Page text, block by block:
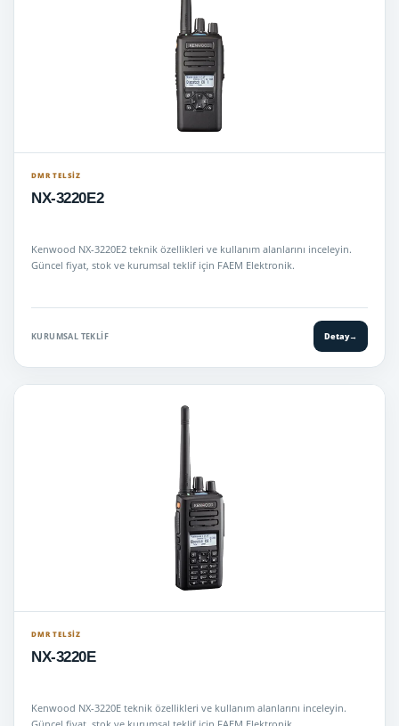
DMR TELSIZ
NX-3220E2
Kenwood NX-3220E2 teknik özellikleri ve kullanım alanlarını inceleyin.
Güncel fiyat, stok ve kurumsal teklif için FAEM Elektronik.
KURUMSAL TEKLIF Detay→
DMR TELSIZ
NX-3220E
Kenwood NX-3220E teknik özellikleri ve kullanım alanlarını inceleyin.